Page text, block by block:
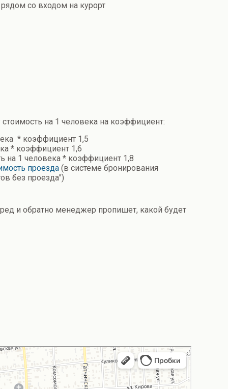
со входом на курорт
на 1 человека на коэффициент:
* коэффициент 1,5
* коэффициент 1,6
на 1 человека * коэффициент 1,8
проезда (в системе бронирования
без проезда")
и обратно менеджер пропишет, какой будет